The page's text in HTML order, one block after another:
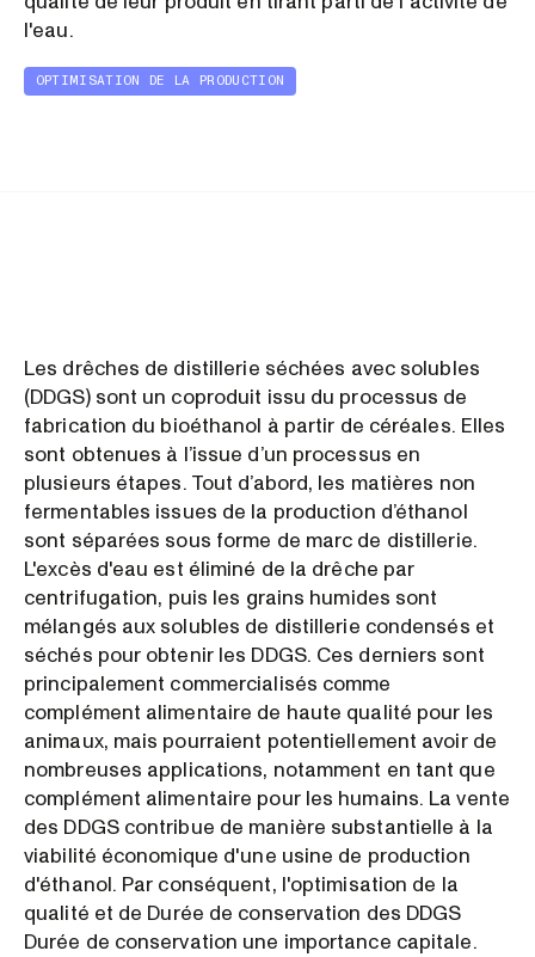
l'eau.
OPTIMISATION DE LA PRODUCTION
Les drêches de distillerie séchées avec solubles
(DDGS) sont un coproduit issu du processus de
fabrication du bioéthanol à partir de céréales. Elles
sont obtenues à l’issue d’un processus en
plusieurs étapes. Tout d’abord, les matières non
fermentables issues de la production d’éthanol
sont séparées sous forme de marc de distillerie.
L'excès d'eau est éliminé de la drêche par
centrifugation, puis les grains humides sont
mélangés aux solubles de distillerie condensés et
séchés pour obtenir les DDGS. Ces derniers sont
principalement commercialisés comme
complément alimentaire de haute qualité pour les
animaux, mais pourraient potentiellement avoir de
nombreuses applications, notamment en tant que
complément alimentaire pour les humains. La vente
des DDGS contribue de manière substantielle à la
viabilité économique d'une usine de production
d'éthanol. Par conséquent, l'optimisation de la
qualité et de Durée de conservation des DDGS
Durée de conservation une importance capitale.